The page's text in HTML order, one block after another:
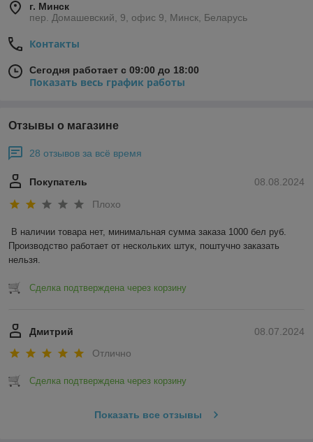
г. Минск
пер. Домашевский, 9, офис 9, Минск, Беларусь
Контакты
Сегодня работает с 09:00 до 18:00
Показать весь график работы
Отзывы о магазине
28 отзывов за всё время
08.08.2024
Покупатель
Плохо
В наличии товара нет, минимальная сумма заказа 1000 бел руб.
Производство работает от нескольких штук, поштучно заказать
нельзя.
Сделка подтверждена через корзину
08.07.2024
Дмитрий
Отлично
Сделка подтверждена через корзину
Показать все отзывы